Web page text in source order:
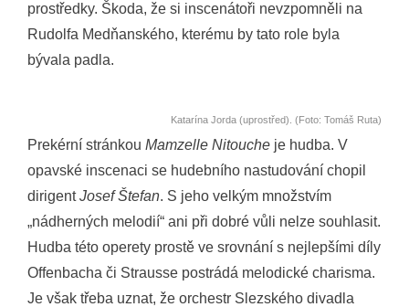
prostředky. Škoda, že si inscenátoři nevzpomněli na
Rudolfa Medňanského, kterému by tato role byla
bývala padla.
Katarína Jorda (uprostřed). (Foto: Tomáš Ruta)
Prekérní stránkou Mamzelle Nitouche je hudba. V
opavské inscenaci se hudebního nastudování chopil
dirigentJosef Štefan. S jeho velkým množstvím
„nádherných melodií“ ani při dobré vůli nelze souhlasit.
Hudba této operety prostě ve srovnání s nejlepšími díly
Offenbacha či Strausse postrádá melodické charisma.
Je však třeba uznat, že orchestr Slezského divadla